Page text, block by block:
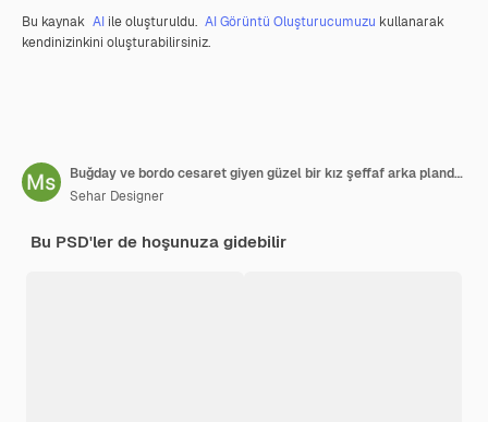
Bu kaynak AI ile oluşturuldu. AI Görüntü Oluşturucumuzu kullanarak
kendinizinkini oluşturabilirsiniz.
Buğday ve bordo cesaret giyen güzel bir kız şeffaf arka planda izole edilmiş
Sehar Designer
Bu PSD'ler de hoşunuza gidebilir